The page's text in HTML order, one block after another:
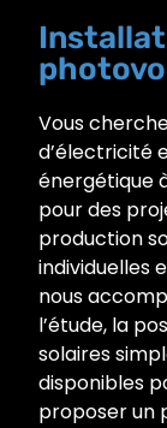
Vous
d’électricité
énergétique
pour des
production
individuelles
nous
l’étude, la
solaires
disponibles
proposer un